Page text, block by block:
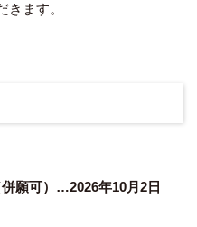
ます。
願可）…2026年10月2日